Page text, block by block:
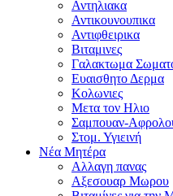
Αντηλιακα
Αντικουνουπικα
Αντιφθειρικα
Βιταμινες
Γαλακτωμα
Ευαισθητο Δερμα
Κολωνιες
Μετα τον Ηλιο
Σαμπουαν-
Στομ. Υγιεινή
Νέα Μητέρα
Αλλαγη πανας
Αξεσουαρ Μωρου